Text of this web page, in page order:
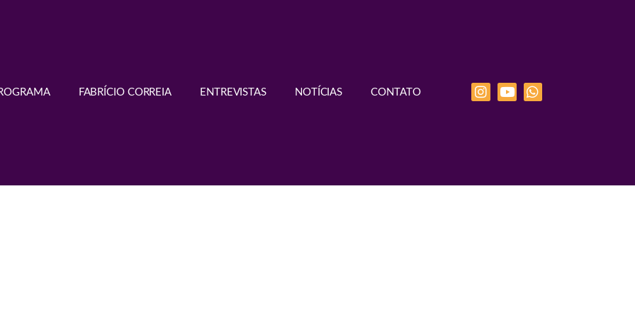
FABRÍCIO CORREIA ENTREVISTAS NOTÍCIAS CONTATO